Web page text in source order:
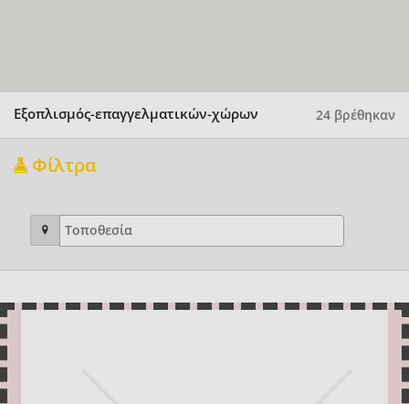
Εξοπλισμός-επαγγελματικών-χώρων 24 βρέθηκαν
Φίλτρα